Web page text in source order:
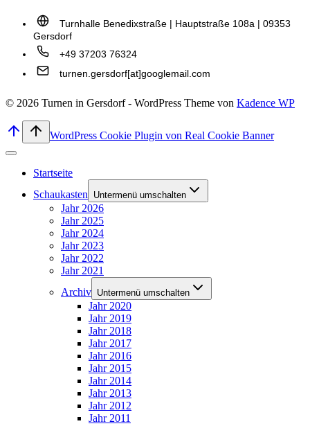
Turnhalle Benedixstraße | Hauptstraße 108a | 09353
Gersdorf
+49 37203 76324
turnen.gersdorf[at]googlemail.com
© 2026 Turnen in Gersdorf - WordPress Theme von Kadence WP
WordPress Cookie Plugin von Real Cookie Banner
Startseite
Schaukasten
Untermenü umschalten
Jahr 2026
Jahr 2025
Jahr 2024
Jahr 2023
Jahr 2022
Jahr 2021
Archiv Untermenü umschalten
Jahr 2020
Jahr 2019
Jahr 2018
Jahr 2017
Jahr 2016
Jahr 2015
Jahr 2014
Jahr 2013
Jahr 2012
Jahr 2011